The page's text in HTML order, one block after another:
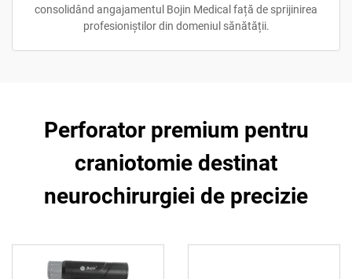
consolidând angajamentul Bojin Medical față de sprijinirea
profesioniștilor din domeniul sănătății.
Perforator premium pentru
craniotomie destinat
neurochirurgiei de precizie